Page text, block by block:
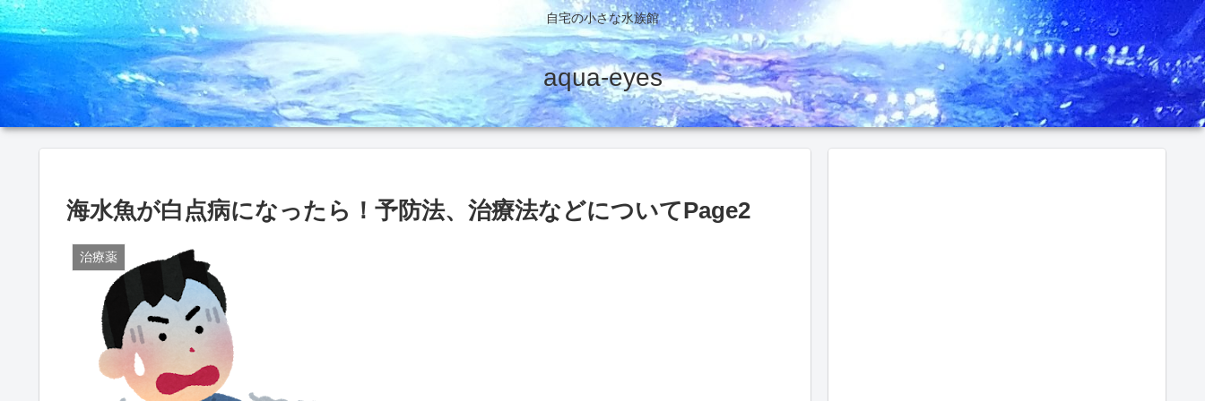
自宅の小さな水族館
aqua-eyes
海水魚が白点病になったら！予防法、治療法などについてPage2
治療薬